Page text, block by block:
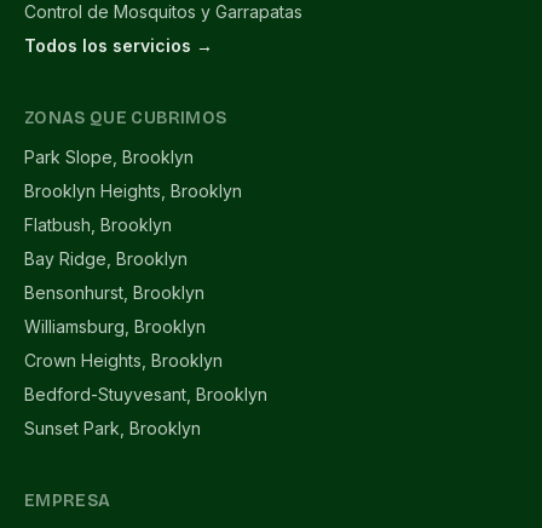
Control de Mosquitos y Garrapatas
Todos los servicios →
ZONAS QUE CUBRIMOS
Park Slope, Brooklyn
Brooklyn Heights, Brooklyn
Flatbush, Brooklyn
Bay Ridge, Brooklyn
Bensonhurst, Brooklyn
Williamsburg, Brooklyn
Crown Heights, Brooklyn
Bedford-Stuyvesant, Brooklyn
Sunset Park, Brooklyn
EMPRESA